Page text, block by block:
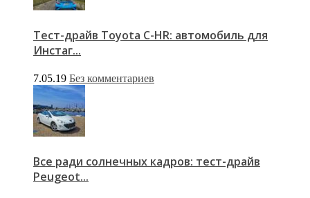
Тест-драйв Toyota C-HR: автомобиль для
Инстаг...
7.05.19 Без комментариев
Все ради солнечных кадров: тест-драйв
Peugeot...